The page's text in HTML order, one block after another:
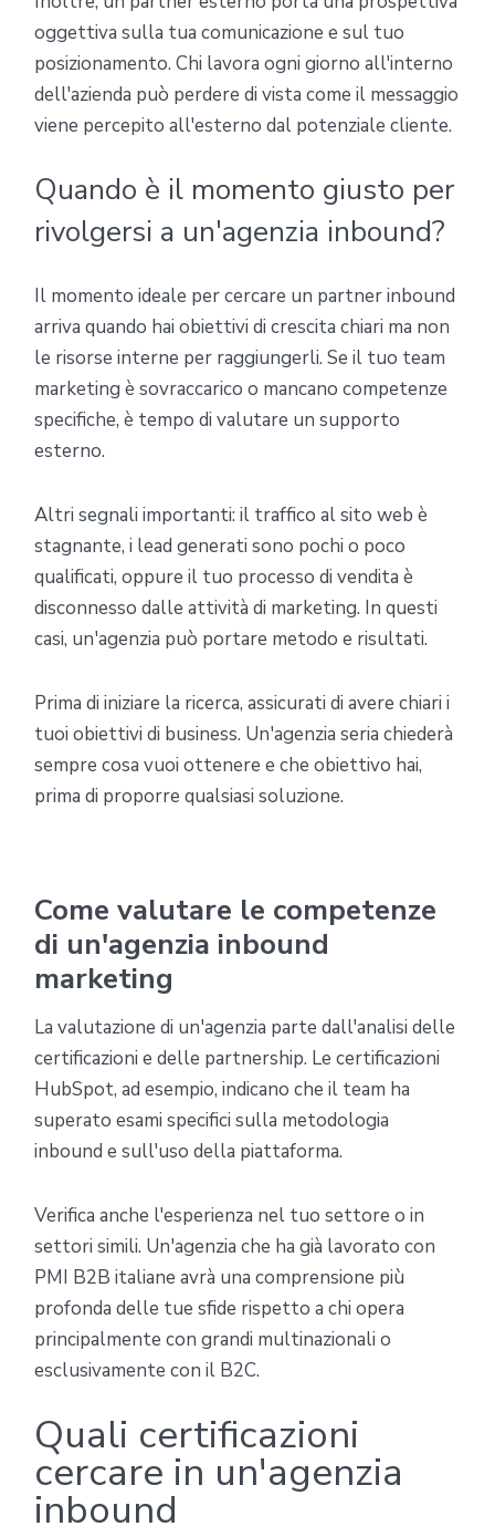
oggettiva sulla tua comunicazione e sul tuo
posizionamento. Chi lavora ogni giorno all'interno
dell'azienda può perdere di vista come il messaggio
viene percepito all'esterno dal potenziale cliente.
Quando è il momento giusto per
rivolgersi a un'agenzia inbound?
Il momento ideale per cercare un partner inbound
arriva quando hai obiettivi di crescita chiari ma non
le risorse interne per raggiungerli. Se il tuo team
marketing è sovraccarico o mancano competenze
specifiche, è tempo di valutare un supporto
esterno.
Altri segnali importanti: il traffico al sito web è
stagnante, i lead generati sono pochi o poco
qualificati, oppure il tuo processo di vendita è
disconnesso dalle attività di marketing. In questi
casi, un'agenzia può portare metodo e risultati.
Prima di iniziare la ricerca, assicurati di avere chiari i
tuoi obiettivi di business. Un'agenzia seria chiederà
sempre cosa vuoi ottenere e che obiettivo hai,
prima di proporre qualsiasi soluzione.
Come valutare le competenze
di un'agenzia inbound
marketing
La valutazione di un'agenzia parte dall'analisi delle
certificazioni e delle partnership. Le certificazioni
HubSpot, ad esempio, indicano che il team ha
superato esami specifici sulla metodologia
inbound e sull'uso della piattaforma.
Verifica anche l'esperienza nel tuo settore o in
settori simili. Un'agenzia che ha già lavorato con
PMI B2B italiane avrà una comprensione più
profonda delle tue sfide rispetto a chi opera
principalmente con grandi multinazionali o
esclusivamente con il B2C.
Quali certificazioni
cercare in un'agenzia
inbound